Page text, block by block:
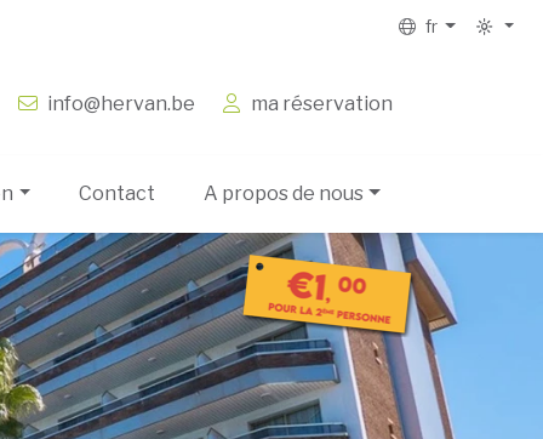
fr
info@hervan.be ma réservation
Contact A propos de nous